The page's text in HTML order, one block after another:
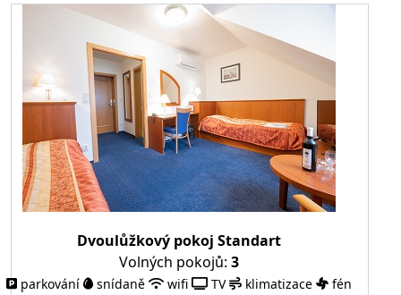
Dvoulůžkový pokoj Standart
Volných pokojů: 3
parkování snídaně wifi TV klimatizace
fén